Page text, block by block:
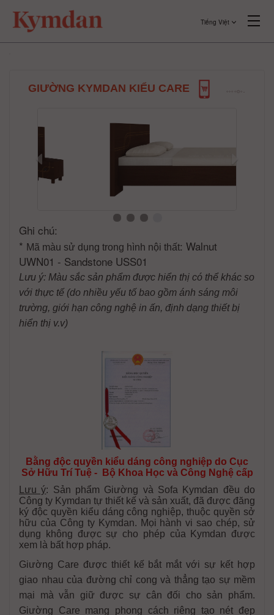
Tiếng Việt
GIƯỜNG KYMDAN KIỂU CARE
Ghi chú:
* Mã màu sử dụng trong hình nội thất: Walnut
UWN01 - Sandstone USS01
Lưu ý: Màu sắc sản phẩm được hiển thị có thể khác so
với thực tế (do nhiều yếu tố bao gồm ánh sáng môi
trường, giới hạn công nghệ in ấn, định dạng thiết bị
hiển thị v.v)
Bằng độc quyền kiểu dáng công nghiệp do Cục
Sở Hữu Trí Tuệ - Bộ Khoa Học và Công Nghệ cấp
Lưu ý: Sản phẩm Giường và Sofa Kymdan đều do
Công ty Kymdan tự thiết kế và sản xuất, đã được đăng
ký độc quyền kiểu dáng công nghiệp, thuộc quyền sở
hữu của Công ty Kymdan. Mọi hành vi sao chép, sử
dụng không được sự cho phép của Kymdan được
xem là bất hợp pháp.
Giường Care được thiết kế bắt mắt với sự kết hợp
giao nhau của đường chỉ cong và thẳng tạo sự mềm
mại mà vẫn giữ được sự cân đối cho sản phẩm.
Giường Care mang phong cách riêng tạo nét đẹp